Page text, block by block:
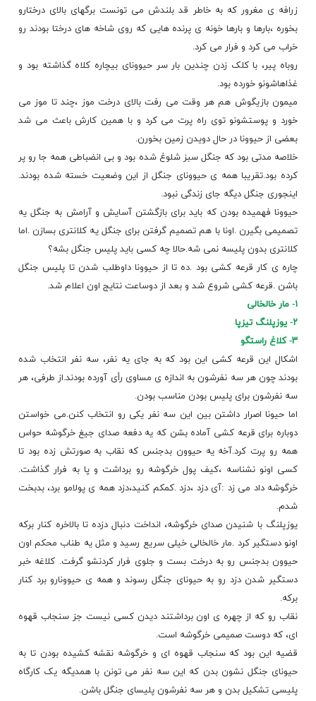
زرافه ی مغرور که به خاطر قد بلندش می تونست برگهای بالای درختارو
بخوره ،بارها و بارها خونه ی پرنده هایی که روی شاخه های درختا بودند رو
خراب می کرد و فرار می کرد.
روباه پیر، با کلک زدن چندین بار سر حیوونای بیچاره کلاه گذاشته بود و
غذاهاشونو خورده بود.
میمون بازیگوش هم هر وقت می رفت بالای درخت موز ،چند تا موز می
خورد و پوستشونو توی راه پرت می کرد و با همین کارش باعث می شد
بعضی از حیوونا در حال دویدن زمین بخورن.
خلاصه مدتی بود که جنگل سبز شلوغ شده بود و بی انضباطی همه جا رو پر
کرده بود.تقریبا همه ی حیوونای جنگل از این وضعیت خسته شده بودند.
اینجوری جنگل دیگه جای زندگی نبود.
حیوونا فهمیده بودن که باید برای بازگشتن آسایش و آرامش به جنگل یه
تصمیمی بگیرن .اونا با هم تصمیم گرفتن برای جنگل یه کلانتری بسازن .اما
کلانتری بدون پلیسه نمی شه.حالا چه کسی باید پلیس جنگل بشه؟
چاره ی کار قرعه کشی بود .ده تا از حیوونا داوطلب شدن تا پلیس جنگل
باشن .قرعه کشی شروع شد و بعد از دوساعت نتایج اون اعلام شد.
۱- مار خالخالی
۲- یوزپلنگ تیزپا
۳- کلاغ راستگو
اشکال این قرعه کشی این بود که به جای یه نفر، سه نفر انتخاب شده
بودند چون هر سه نفرشون به اندازه ی مساوی رأی آورده بودند.از طرفی، هر
سه نفرشون برای پلیس بودن مناسب بودن.
اما حیونا اصرار داشتن بین این سه نفر یکی رو انتخاب کنن.می خواستن
دوباره برای قرعه کشی آماده بشن که یه دفعه صدای جیغ خرگوشه حواس
همه رو پرت کرد.آخه یه حیوون بدجنس که نقاب به صورتش زده بود تا
کسی اونو نشناسه ،کیف پولخرگوشه رو برداشت و پا به فرار گذاشت.
خرگوشه داد می زد :آی دزد ،دزد .کمکم کنید،دزد همه ی پولامو برد، بدبخت
شدم.
یوزپلنگبا شنیدن صدای خرگوشه، انداخت دنبال دزده تا بالاخره کنار برکه
اونو دستگیر کرد .مار خالخالی خیلی سریع رسید و مثل یه طناب محکم اون
حیوون بدجنس رو به درخت بست و جلوی فرار کردنشو گرفت. کلاغه خبر
دستگیر شدن دزد رو به حیونای جنگل رسوند و همه ی حیوونارو برد کنار
برکه.
نقاب رو که از چهره ی اون برداشتند دیدن کسی نیست جز سنجاب قهوه
ای، که دوست صمیمی خرگوشه است.
قضیه این بود که سنجاب قهوه ای و خرگوشه نقشه کشیده بودن تا به
حیونای جنگل نشون بدن که این سه نفر می تونن با همدیگه یک کارگاه
پلیسی تشکیل بدن و هر سه نفرشون پلیسای جنگل باشن.